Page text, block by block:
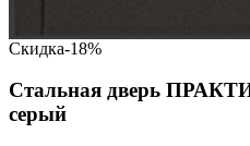
Скидка-18%
Стальная дверь
серый